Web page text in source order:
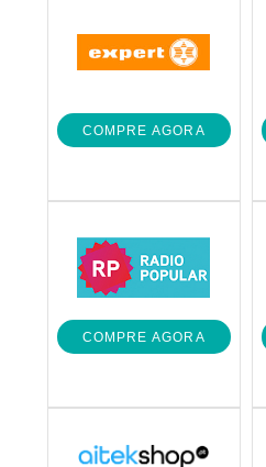
COMPRE AGORA
COMPRE AGORA